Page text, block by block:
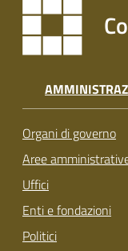
Organi di governo
Aree
Uffici
Enti e fondazioni
Politici